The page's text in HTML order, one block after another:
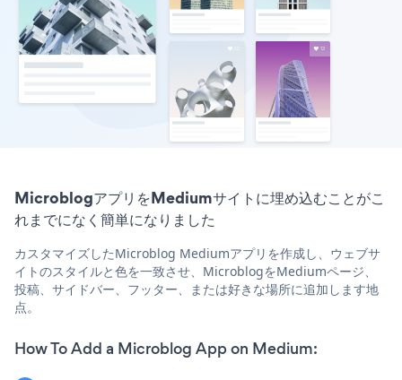
MicroblogアプリをMediumサイトに埋め込むことがこ
れまでになく簡単になりました
カスタマイズしたMicroblog Mediumアプリを作成し、ウェブサ
イトのスタイルと色を一致させ、MicroblogをMediumページ、
投稿、サイドバー、フッター、または好きな場所に追加します地
点。
How To Add a Microblog App on Medium: